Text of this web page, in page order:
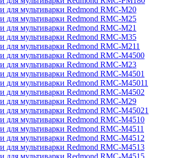
для мультиварки Redmond RMC-M20
для мультиварки Redmond RMC-M25
для мультиварки Redmond RMC-M21
для мультиварки Redmond RMC-M35
для мультиварки Redmond RMC-M211
для мультиварки Redmond RMC-M4500
для мультиварки Redmond RMC-M23
для мультиварки Redmond RMC-M4501
для мультиварки Redmond RMC-M45011
для мультиварки Redmond RMC-M4502
для мультиварки Redmond RMC-M29
для мультиварки Redmond RMC-M45021
для мультиварки Redmond RMC-M4510
для мультиварки Redmond RMC-M4511
для мультиварки Redmond RMC-M4512
для мультиварки Redmond RMC-M4513
для мультиварки Redmond RMC-M4515